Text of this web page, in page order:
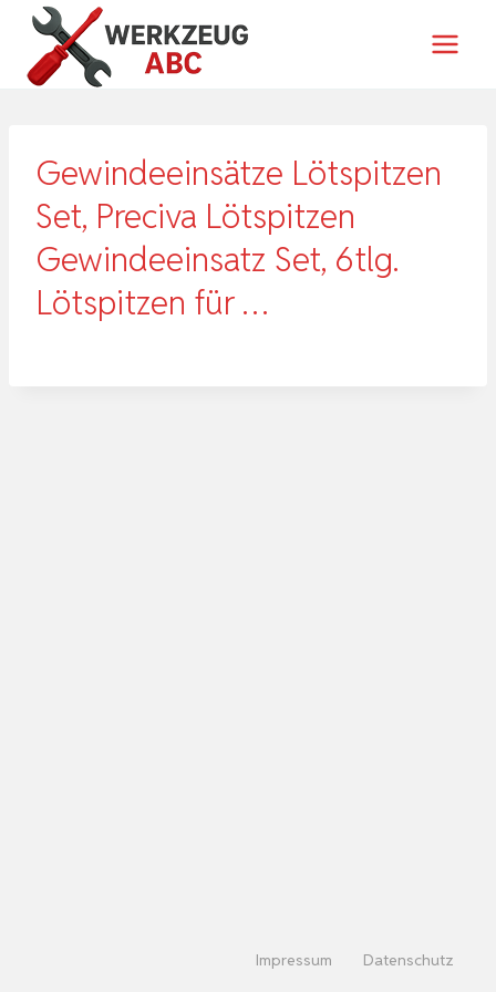
Zum
Inhalt
springen
Gewindeeinsätze Lötspitzen
Set, Preciva Lötspitzen
Gewindeeinsatz Set, 6tlg.
Lötspitzen für …
Impressum Datenschutz